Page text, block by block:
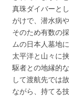
真珠ダイバーと
がけで、潜水病
そのため有数の
ムの日本人墓地
太平洋と山々に
駆者との地縁的
して渡航先では
ながら、持てる